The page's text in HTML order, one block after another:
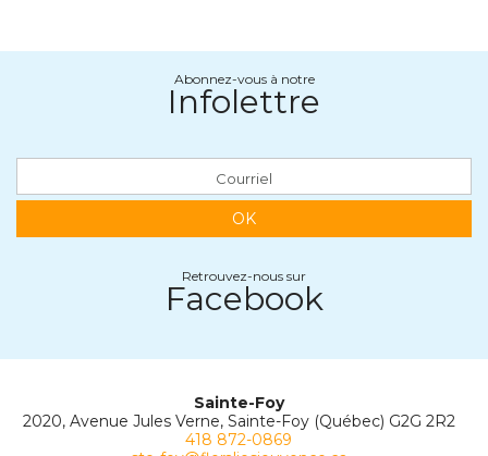
Abonnez-vous à notre
Infolettre
OK
Retrouvez-nous sur
Facebook
Sainte-Foy
2020, Avenue Jules Verne, Sainte-Foy (Québec) G2G 2R2
418 872-0869